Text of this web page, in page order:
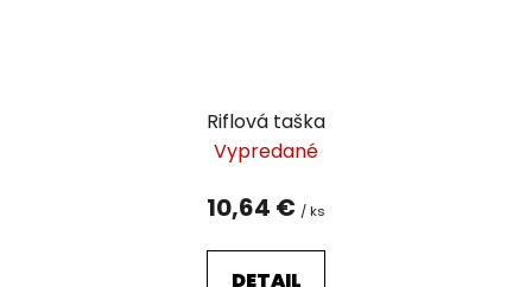
Riflová taška
Vypredané
10,64 € / ks
DETAIL